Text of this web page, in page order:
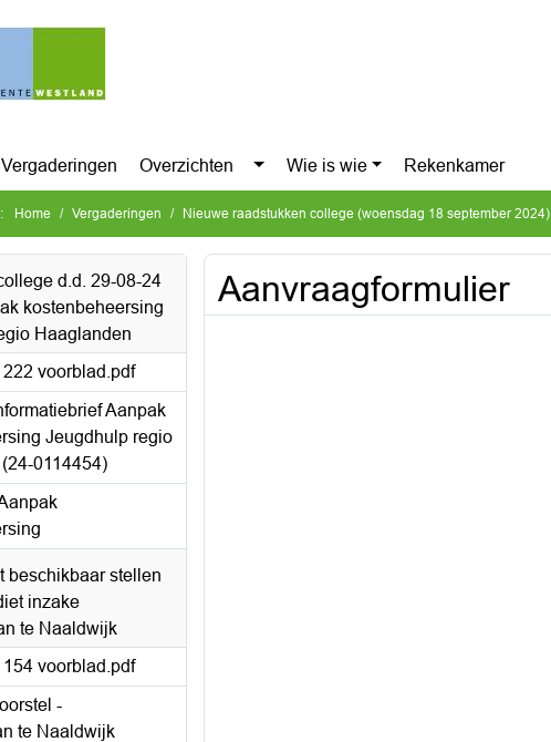
Vergaderingen Overzichten Wie is wie Rekenkamer
Home Vergaderingen Nieuwe raadstukken college (woensdag 18 september 2024)
d.d. 29-08-24
kostenbeheersing
Haaglanden
222 voorblad.pdf
Aanpak
Jeugdhulp regio
0114454)
beschikbaar stellen
inzake
te Naaldwijk
154 voorblad.pdf
-
te Naaldwijk
Aanvraagformulier